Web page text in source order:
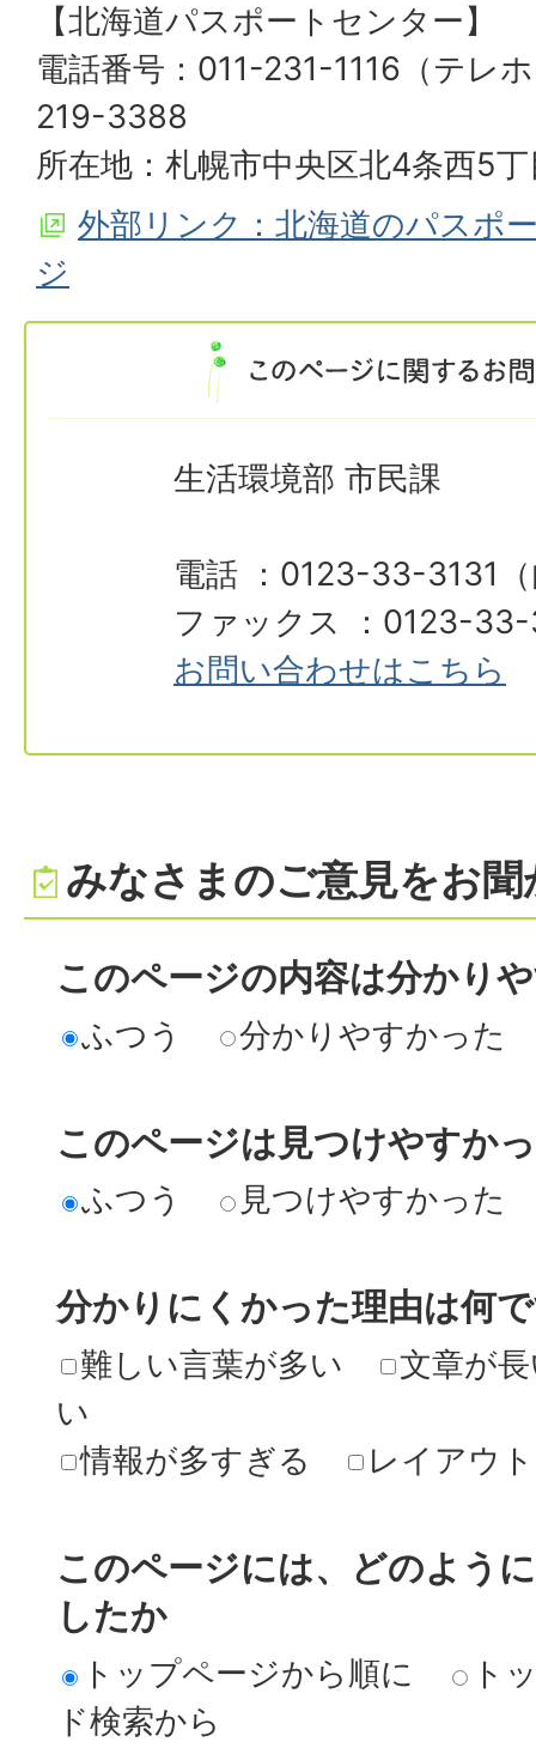
【北海道パスポートセンター】
電話番号：011-231-1116（テレ
219-3388
所在地：札幌市中央区北4条西5
外部リンク：北海道のパスポ
ジ
生活環境部 市民課
電話 ：0123-33-3131（
ファックス ：0123-
お問い合わせはこちら
みなさまのご意見をお
このページの内容は分かり
ふつう 分かりやすかった
このページは見つけやすか
ふつう 見つけやすかった
分かりにくかった理由は何
難しい言葉が多い
文章が
い
情報が多すぎる
レイアウ
このページには、どのよう
したか
トップページから順に
ト
ド検索から